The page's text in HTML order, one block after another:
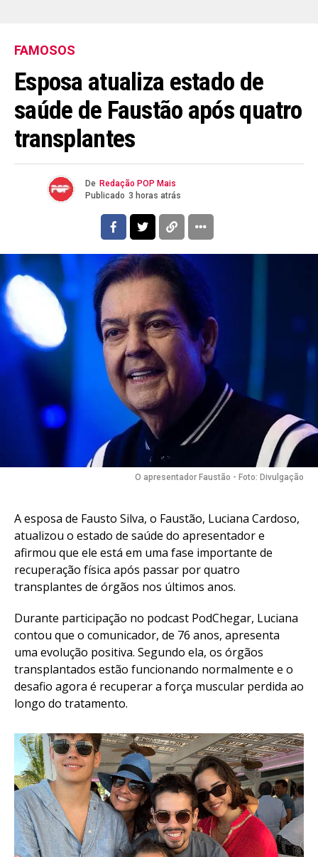
FAMOSOS
Esposa atualiza estado de
saúde de Faustão após quatro
transplantes
De Redação POP Mais
Publicado 3 horas atrás
O apresentador Faustão - Foto: Divulgação
A esposa de Fausto Silva, o Faustão, Luciana Cardoso,
atualizou o estado de saúde do apresentador e
afirmou que ele está em uma fase importante de
recuperação física após passar por quatro
transplantes de órgãos nos últimos anos.
Durante participação no podcast PodChegar, Luciana
contou que o comunicador, de 76 anos, apresenta
uma evolução positiva. Segundo ela, os órgãos
transplantados estão funcionando normalmente e o
desafio agora é recuperar a força muscular perdida ao
longo do tratamento.